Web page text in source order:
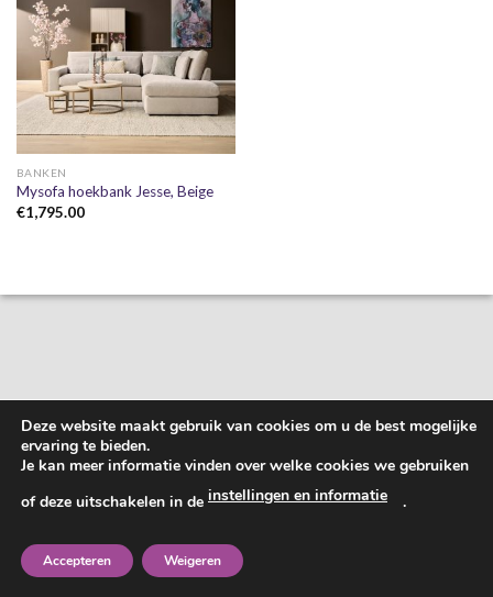
BANKEN
Mysofa hoekbank Jesse, Beige
€1,795.00
Deze website maakt gebruik van cookies om u de best mogelijke
ervaring te bieden.
Je kan meer informatie vinden over welke cookies we gebruiken
of deze uitschakelen in de instellingen en informatie .
Accepteren Weigeren